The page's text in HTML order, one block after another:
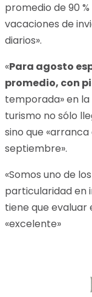
promedio de 90
vacaciones de
diarios».
«Para agosto
promedio, con
temporada» en
turismo no sólo
sino que
septiembre».
«Somos uno de
particularidad en
tiene que evaluar
«excelente»